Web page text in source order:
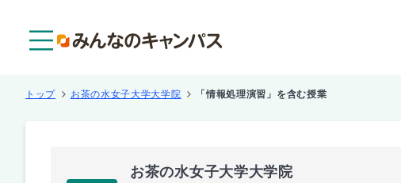
トップ お茶の水女子大学大学院 「情報処理演習」を含む授業
お茶の水女子大学大学院